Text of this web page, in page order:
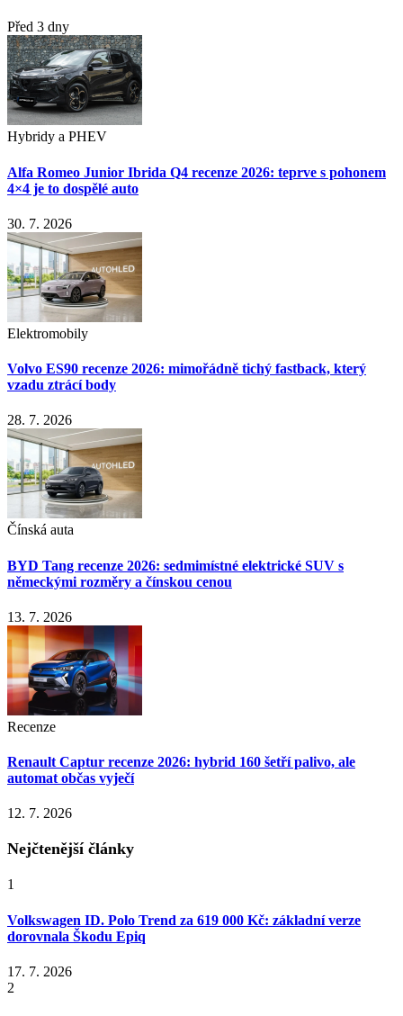
Před 3 dny
Hybridy a PHEV
Alfa Romeo Junior Ibrida Q4 recenze 2026: teprve s pohonem
4×4 je to dospělé auto
30. 7. 2026
Elektromobily
Volvo ES90 recenze 2026: mimořádně tichý fastback, který
vzadu ztrácí body
28. 7. 2026
Čínská auta
BYD Tang recenze 2026: sedmimístné elektrické SUV s
německými rozměry a čínskou cenou
13. 7. 2026
Recenze
Renault Captur recenze 2026: hybrid 160 šetří palivo, ale
automat občas vyječí
12. 7. 2026
Nejčtenější články
1
Volkswagen ID. Polo Trend za 619 000 Kč: základní verze
dorovnala Škodu Epiq
17. 7. 2026
2